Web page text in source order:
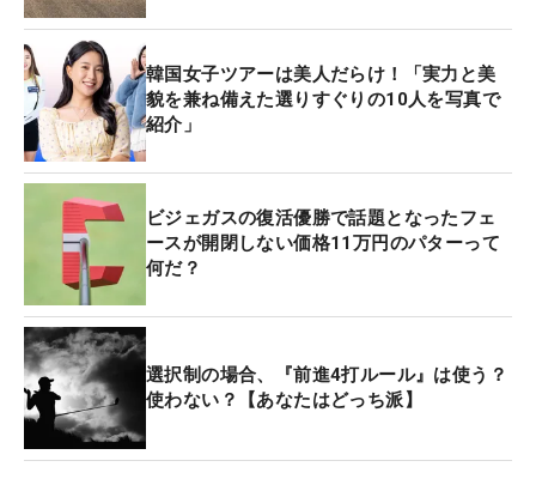
韓国女子ツアーは美人だらけ！「実力と美
貌を兼ね備えた選りすぐりの10人を写真で
紹介」
ビジェガスの復活優勝で話題となったフェ
ースが開閉しない価格11万円のパターって
何だ？
選択制の場合、『前進4打ルール』は使う？
使わない？【あなたはどっち派】